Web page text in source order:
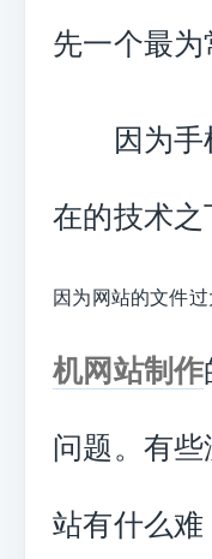
先一个最为
因为手机
在的技术
因为网站的文件
机网站制作
问题。有
站有什么